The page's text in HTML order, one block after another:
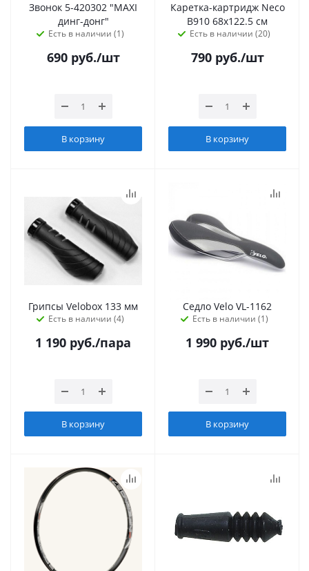
Звонок 5-420302 "MAXI
динг-донг"
Есть в наличии (1)
690руб./шт
В корзину
Каретка-картридж Neco
В910 68х122.5 см
Есть в наличии (20)
790руб./шт
В корзину
Грипсы Velobox 133 мм
Есть в наличии (4)
1 190 руб./пара
В корзину
Седло Velo VL-1162
Есть в наличии (1)
1 990 руб./шт
В корзину